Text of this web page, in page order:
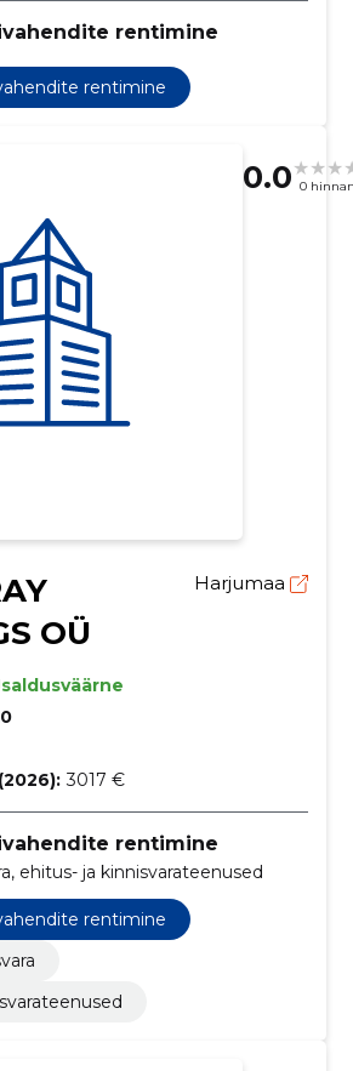
rentimine
rentimine
0.0 0
OÜ
Harjumaa
3017 €
rentimine
ehitus- ja kinnisvarateenused
rentimine